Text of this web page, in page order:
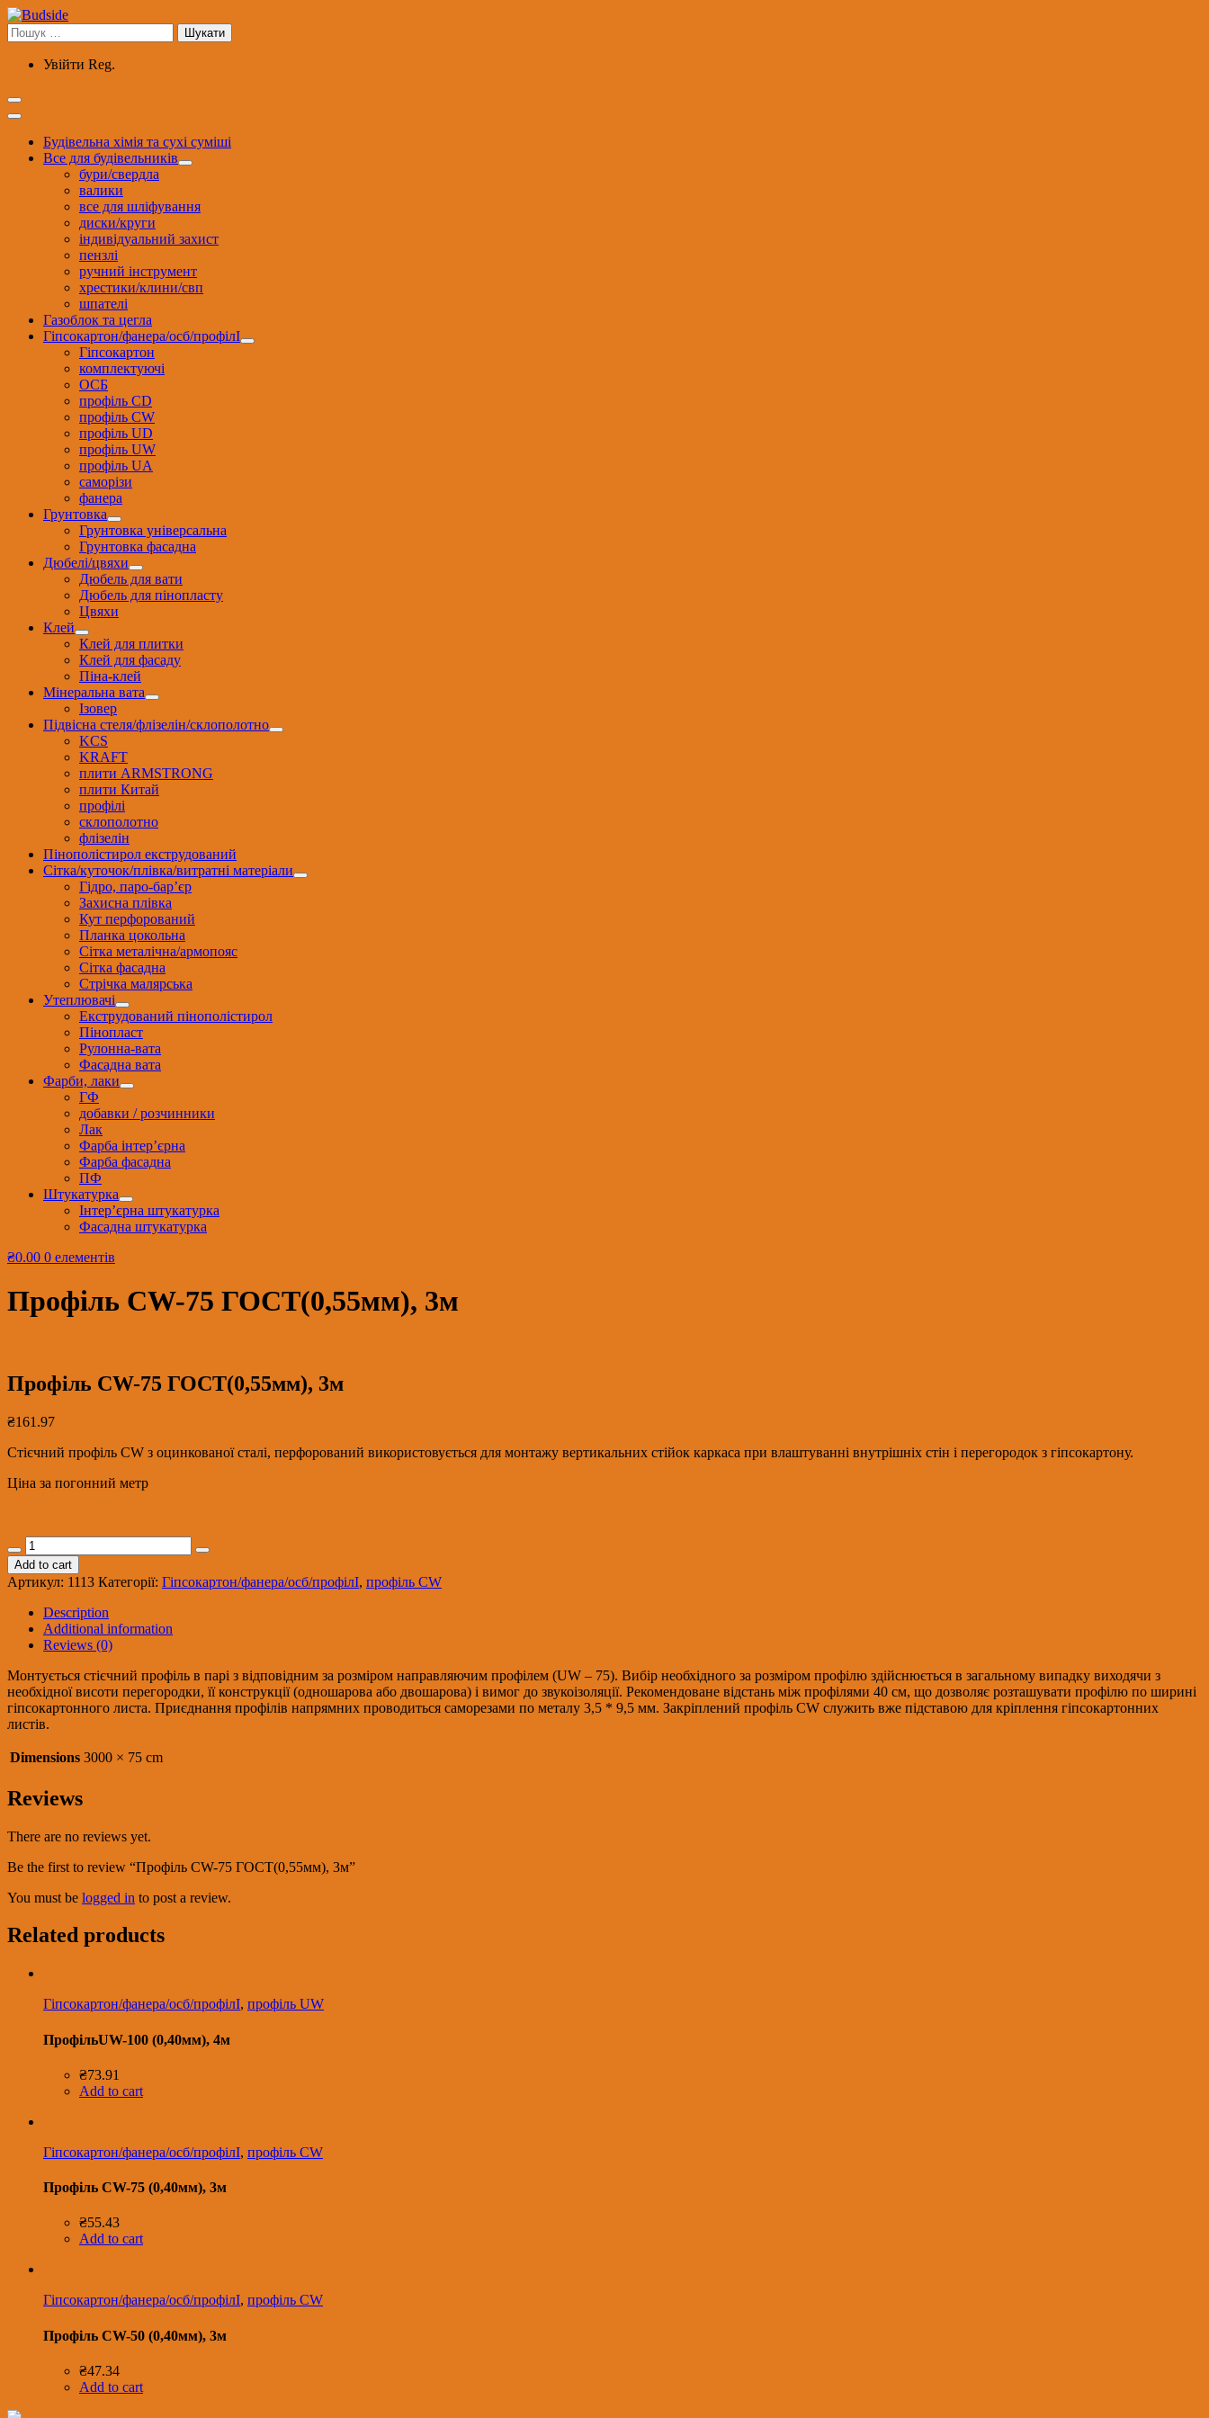
Перейти
до
вмісту
Пошук:
Увійти Reg.
Будівельна хімія та сухі суміші
Все для будівельників
бури/свердла
валики
все для шліфування
диски/круги
індивідуальний захист
пензлі
ручний інструмент
хрестики/клини/свп
шпателі
Газоблок та цегла
Гіпсокартон/фанера/осб/профілІ
Гіпсокартон
комплектуючі
ОСБ
профіль CD
профіль CW
профіль UD
профіль UW
профіль UА
саморізи
фанера
Грунтовка
Грунтовка універсальна
Грунтовка фасадна
Дюбелі/цвяхи
Дюбель для вати
Дюбель для пінопласту
Цвяхи
Клей
Клей для плитки
Клей для фасаду
Піна-клей
Мінеральна вата
Ізовер
Підвісна стеля/флізелін/склополотно
KCS
KRAFT
плити ARMSTRONG
плити Китай
профілі
склополотно
флізелін
Пінополістирол екструдований
Сітка/куточок/плівка/витратні матеріали
Гідро, паро-бар’єр
Захисна плівка
Кут перфорований
Планка цокольна
Сітка металічна/армопояс
Сітка фасадна
Стрічка малярська
Утеплювачі
Екструдований пінополістирол
Пінопласт
Рулонна-вата
Фасадна вата
Фарби, лаки
ГФ
добавки / розчинники
Лак
Фарба інтер’єрна
Фарба фасадна
ПФ
Штукатурка
Інтер’єрна штукатурка
Фасадна штукатурка
₴0.00 0 елементів
Профіль CW-75 ГОСТ(0,55мм), 3м
Профіль CW-75 ГОСТ(0,55мм), 3м
₴161.97
Стієчний профіль CW з оцинкованої сталі, перфорований використовується для монтажу вертикальних стійок каркаса при влаштуванні внутрішніх стін і перегородок з гіпсокартону.
Ціна за погонний метр
Профіль
CW-
75
ГОСТ(0,55мм),
3м
quantity
Add to cart
Артикул: 1113 Категорії: Гіпсокартон/фанера/осб/профілІ, профіль CW
Description
Additional information
Reviews (0)
Монтується стієчний профіль в парі з відповідним за розміром направляючим профілем (UW – 75). Вибір необхідного за розміром профілю здійснюється в загальному випадку виходячи з
необхідної висоти перегородки, її конструкції (одношарова або двошарова) і вимог до звукоізоляції. Рекомендоване відстань між профілями 40 см, що дозволяє розташувати профілю по ширині
гіпсокартонного листа. Приєднання профілів напрямних проводиться саморезами по металу 3,5 * 9,5 мм. Закріплений профіль CW служить вже підставою для кріплення гіпсокартонних
листів.
Dimensions 3000 × 75 cm
Reviews
There are no reviews yet.
Be the first to review “Профіль CW-75 ГОСТ(0,55мм), 3м”
You must be logged in to post a review.
Related products
Гіпсокартон/фанера/осб/профілІ, профіль UW
ПрофільUW-100 (0,40мм), 4м
₴73.91
Add to cart
Гіпсокартон/фанера/осб/профілІ, профіль CW
Профіль CW-75 (0,40мм), 3м
₴55.43
Add to cart
Гіпсокартон/фанера/осб/профілІ, профіль CW
Профіль CW-50 (0,40мм), 3м
₴47.34
Add to cart